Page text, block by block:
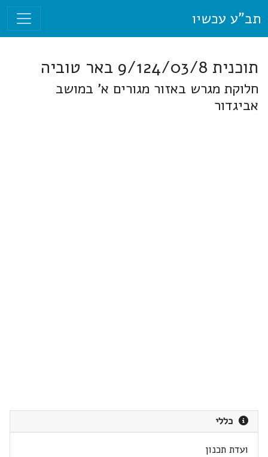
תב"ע עכשיו
תוכנית 9/124/03/8 באר טוביה
חלוקת מגרש באזור מגורים א' במושב
אביגדור
כללי
ועדת תכנון